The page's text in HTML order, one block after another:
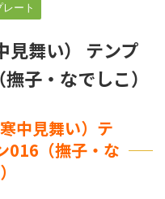
ート
見舞い） テンプ
子・なでしこ）
中見舞い）テ
（撫子・な